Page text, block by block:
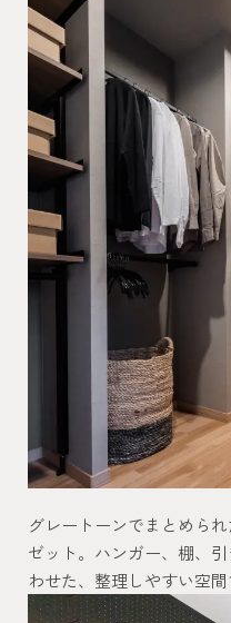
グレートーンでまとめら
ゼット。ハンガー、棚、
わせた、整理しやすい空間